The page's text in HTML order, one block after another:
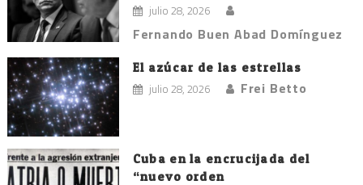
julio 28, 2026
Fernando Buen Abad Domínguez
El azúcar de las estrellas
julio 28, 2026 Frei Betto
Cuba en la encrucijada del
“nuevo orden